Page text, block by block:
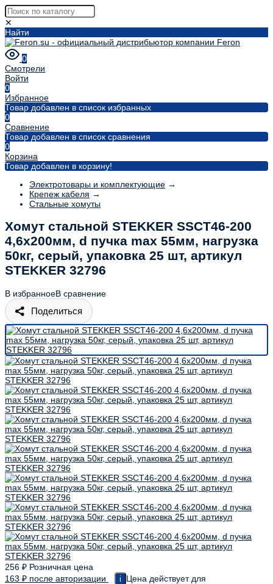
✕
Найти
0
Смотрели
Войти
0
Избранное
Товар добавлен в список избранных
0
Сравнение
Товар добавлен в список сравнения
0
Корзина
Товар добавлен в корзину!
Электротовары и комплектующие →
Крепеж кабеля →
Стальные хомуты
Хомут стальной STEKKER SSCT46-200
4,6х200мм, d пучка max 55мм, нагрузка
50кг, серый, упаковка 25 шт, артикул
STEKKER 32796
В избранноеВ сравнение
Поделиться
256 ₽ Розничная цена
163 ₽ после авторизации i
Цена действует для